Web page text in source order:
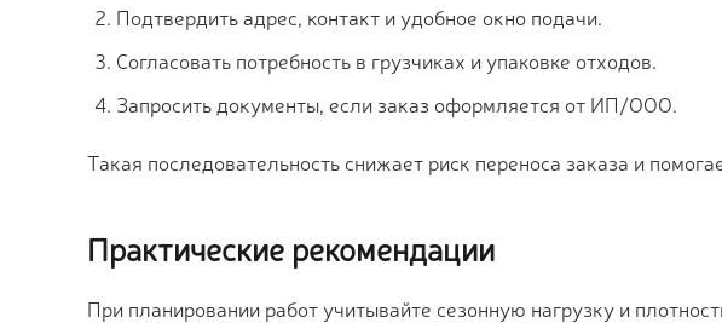
Подтвердить адрес, контакт и удобное окно подачи.
Согласовать потребность в грузчиках и упаковке отходов.
Запросить документы, если заказ оформляется от ИП/ООО.
Такая последовательность снижает риск переноса заказа и
Практические рекомендации
При планировании работ учитывайте сезонную нагрузку и